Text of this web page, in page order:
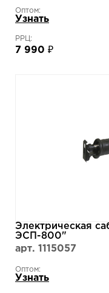
Оптом:
Узнать
РРЦ:
7 990 ₽
Электрическая
ЭСП-800"
арт. 1115057
Оптом:
Узнать